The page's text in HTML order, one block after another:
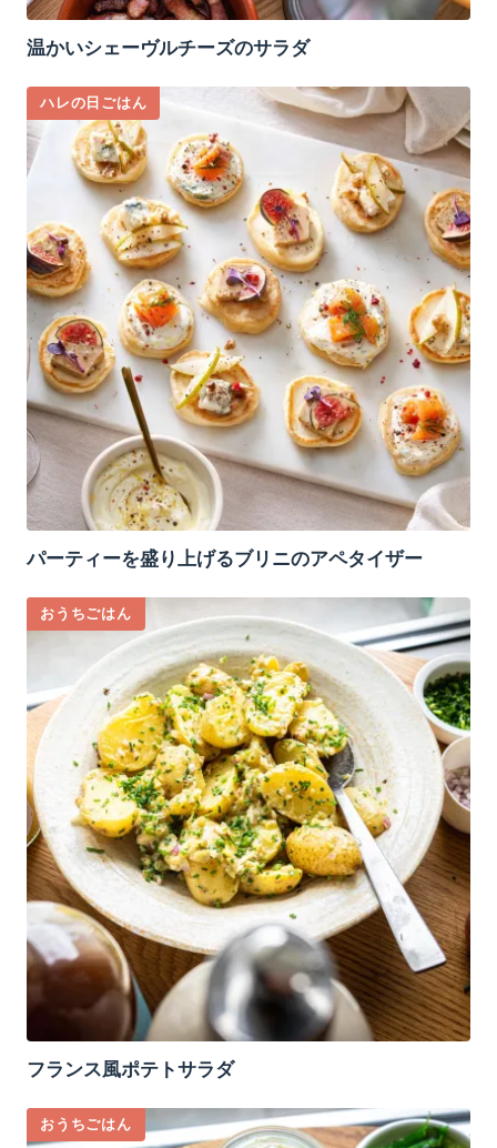
温かいシェーヴルチーズのサラダ
ハレの日ごはん
パーティーを盛り上げるブリニのアペタイザー
おうちごはん
フランス風ポテトサラダ
おうちごはん